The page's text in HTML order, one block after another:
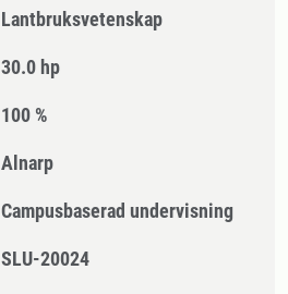
Lantbruksvetenskap
30.0 hp
100 %
Alnarp
Campusbaserad undervisning
SLU-20024